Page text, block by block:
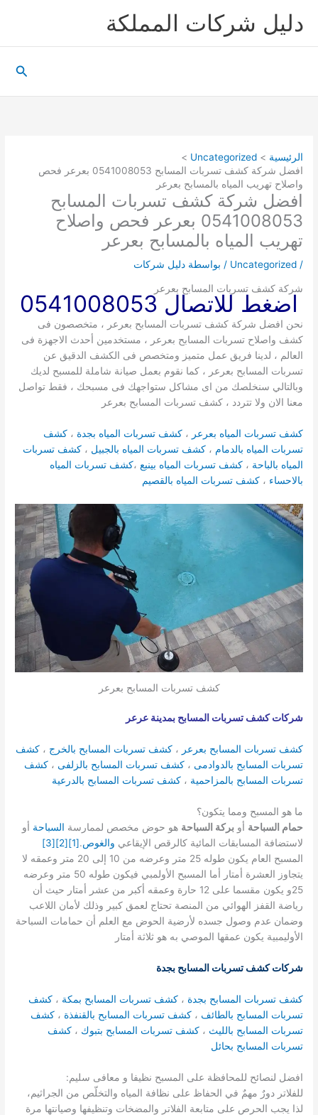
دليل شركات المملكة
الرئيسية
Uncategorized
افضل شركة كشف تسربات المسابح 0541008053 بعرعر فحص
واصلاح تهريب المياه بالمسابح بعرعر
افضل شركة كشف تسربات المسابح
0541008053 بعرعر فحص واصلاح
تهريب المياه بالمسابح بعرعر
/
Uncategorized / بواسطة دليل شركات
شركة كشف تسربات المسابح بعرعر
اضغط للاتصال 0541008053
نحن افضل شركة كشف تسربات المسابح بعرعر ، متخصصون فى
كشف واصلاح تسربات المسابح بعرعر ، مستخدمين أحدث الاجهزة فى
العالم ، لدينا فريق عمل متميز ومتخصص فى الكشف الدقيق عن
تسربات المسابح بعرعر ، كما نقوم بعمل صيانة شاملة للمسبح لديك
وبالتالي سنخلصك من اى مشاكل ستواجهك فى مسبحك ، فقط تواصل
معنا الان ولا تتردد ، كشف تسربات المسابح بعرعر
كشف تسربات المياه بعرعر ،كشف تسربات المياه بجدة ،كشف
تسربات المياه بالدمام ،كشف تسربات المياه بالجبيل ،كشف تسربات
المياه بالباحة ،كشف تسربات المياه بينبع ،كشف تسربات المياه
بالاحساء ،كشف تسربات المياه بالقصيم
كشف تسربات المسابح بعرعر
شركات كشف تسربات المسابح بمدينة عرعر
كشف تسربات المسابح بعرعر ،كشف تسربات المسابح بالخرج ،كشف
تسربات المسابح بالدوادمى ،كشف تسربات المسابح بالزلفى ، كشف
تسربات المسابح بالمزاحمية ،كشف تسربات المسابح بالدرعية
ما هو المسبح ومما يتكون؟
حمام السباحة أوبركة السباحة هو حوض مخصص لممارسة السباحة أو
لاستضافة المسابقات المائية كالرقص الإيقاعي والغوص.
[1]
[2]
[3]
المسبح العام يكون طوله 25 متر وعرضه من 10 إلى 20 متر وعمقه لا
يتجاوز العشرة أمتار أما المسبح الأولمبي فيكون طوله 50 متر وعرضه
25و يكون مقسما على 12 حارة وعمقه أكبر من عشر أمتار حيث أن
رياضة القفز الهوائي من المنصة تحتاج لعمق كبير وذلك لأمان اللاعب
وضمان عدم وصول جسده لأرضية الحوض مع العلم أن حمامات السباحة
الأوليمبية يكون عمقها الموصي به هو ثلاثة أمتار
شركات كشف تسربات المسابح بجدة
كشف تسربات المسابح بجدة ،كشف تسربات المسابح بمكة ،كشف
تسربات المسابح بالطائف ،كشف تسربات المسابح بالقنفذة ،كشف
تسربات المسابح بالليث ،كشف تسربات المسابح بتبوك ،كشف
تسربات المسابح بحائل
افضل لنصائح للمحافظة على المسبح نظيفا و معافى سليم:
للفلاتر دورٌ مهمٌ في الحفاظ على نظافة المياه والتخلّص من الجراثيم،
لذا يجب الحرص على متابعة الفلاتر والمضخات وتنظيفها وصيانتها مرة